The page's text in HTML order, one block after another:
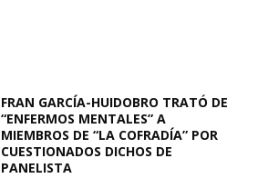
FRAN GARCÍA-HUIDOBRO TRATÓ DE
“ENFERMOS MENTALES” A
MIEMBROS DE “LA COFRADÍA” POR
CUESTIONADOS DICHOS DE
PANELISTA